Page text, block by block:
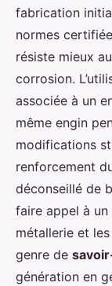
fabrication
normes
résiste mieux
corrosion.
associée à un
même engin
modifications
renforcement
déconseillé de
faire appel à
métallerie et
genre de
génération en